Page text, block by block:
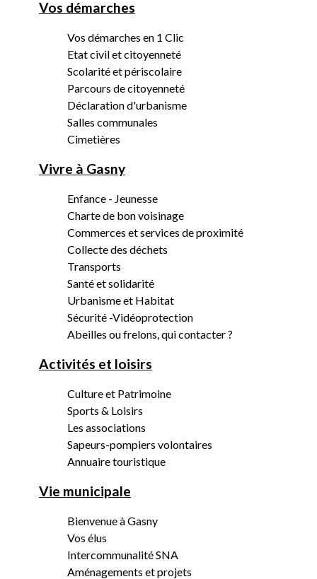
Vos démarches
Vos démarches en 1 Clic
Etat civil et citoyenneté
Scolarité et périscolaire
Parcours de citoyenneté
Déclaration d'urbanisme
Salles communales
Cimetières
Vivre à Gasny
Enfance - Jeunesse
Charte de bon voisinage
Commerces et services de proximité
Collecte des déchets
Transports
Santé et solidarité
Urbanisme et Habitat
Sécurité -Vidéoprotection
Abeilles ou frelons, qui contacter ?
Activités et loisirs
Culture et Patrimoine
Sports & Loisirs
Les associations
Sapeurs-pompiers volontaires
Annuaire touristique
Vie municipale
Bienvenue à Gasny
Vos élus
Intercommunalité SNA
Aménagements et projets